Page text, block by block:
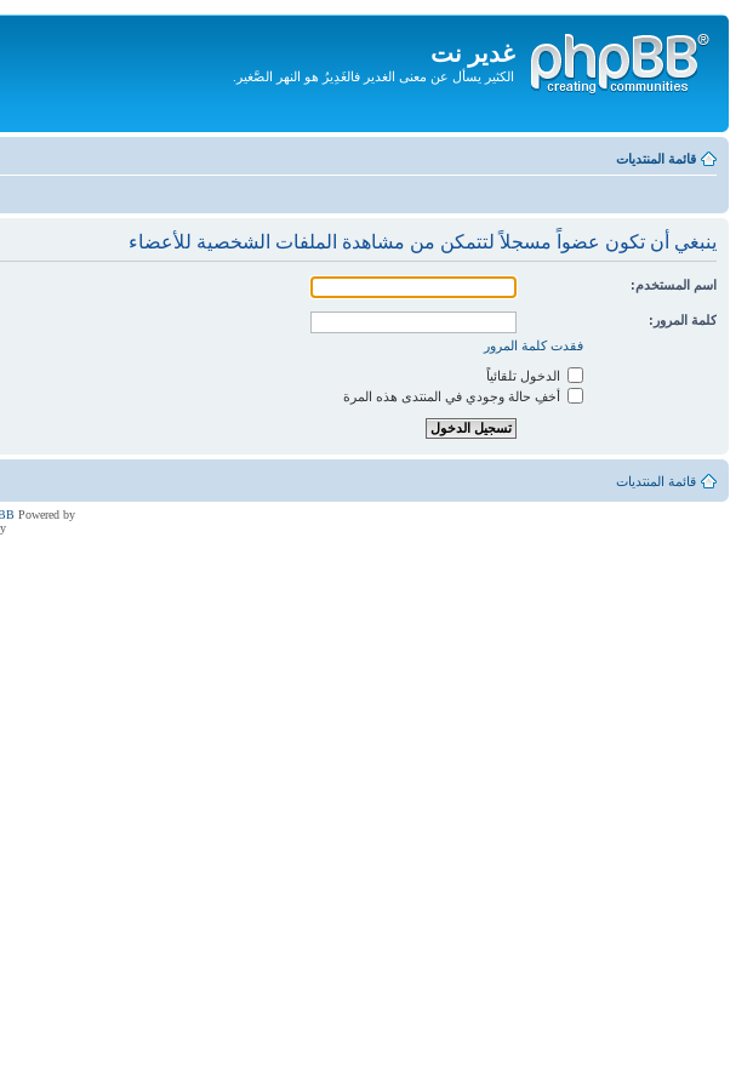
غدير نت
الكثير يسأل عن معنى الغدير فالغَدِيرُ هو النهر الصَّغير.
المحتويات
قائمة المنتديات
ينبغي أن تكون عضواً مسجلاً لتتمكن من مشاهدة الملفات الشخصية للأعضاء
اسم المستخدم:
كلمة المرور:
فقدت كلمة المرور
الدخول تلقائياً
أخفِ حالة وجودي في المنتدى هذه المرة
قائمة المنتديات
Powered by